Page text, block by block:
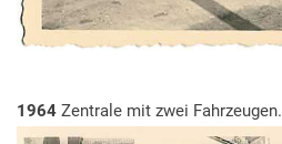
1964 Zentrale mit zwei Fahrzeugen.